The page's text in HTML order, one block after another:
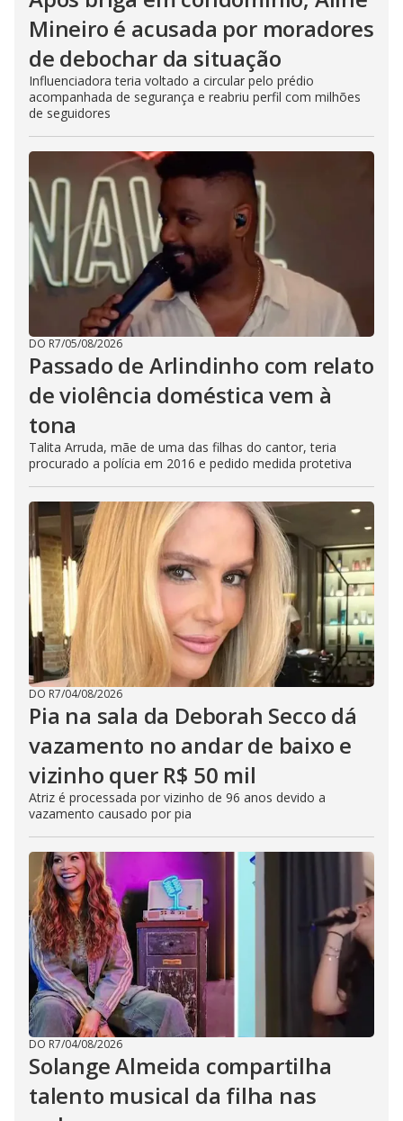
Mineiro é acusada por moradores
de debochar da situação
Influenciadora teria voltado a circular pelo prédio
acompanhada de segurança e reabriu perfil com milhões
de seguidores
DO R7/05/08/2026
Passado de Arlindinho com relato
de violência doméstica vem à
tona
Talita Arruda, mãe de uma das filhas do cantor, teria
procurado a polícia em 2016 e pedido medida protetiva
DO R7/04/08/2026
Pia na sala da Deborah Secco dá
vazamento no andar de baixo e
vizinho quer R$ 50 mil
Atriz é processada por vizinho de 96 anos devido a
vazamento causado por pia
DO R7/04/08/2026
Solange Almeida compartilha
talento musical da filha nas